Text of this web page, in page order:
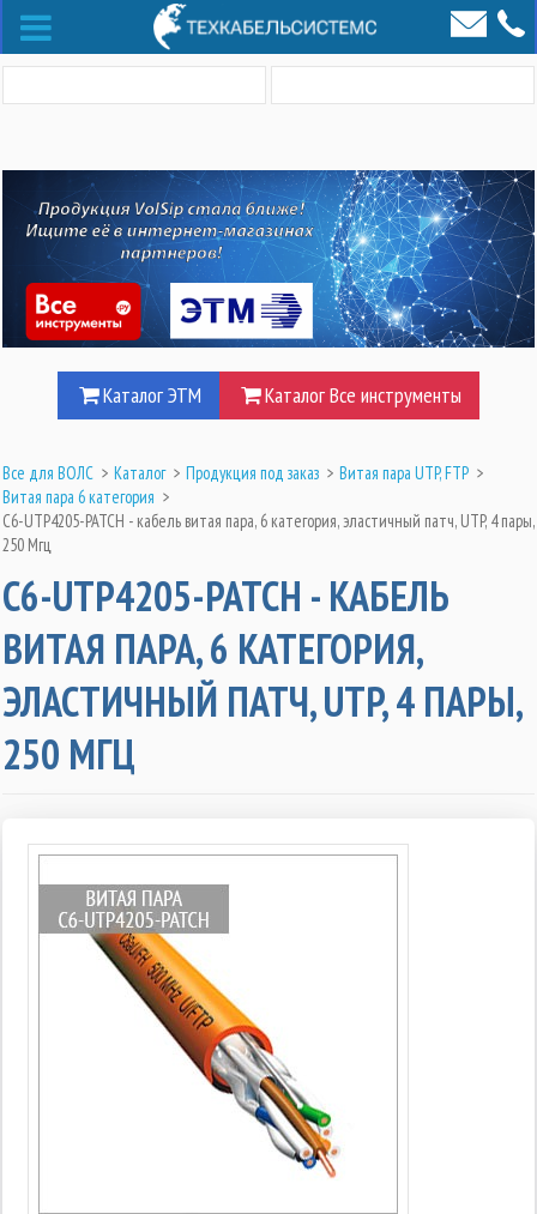
Каталог ЭТМ Каталог Все инструменты
Все для ВОЛС > Каталог > Продукция под заказ > Витая пара UTP, FTP >
Витая пара 6 категория >
C6-UTP4205-PATCH - кабель витая пара, 6 категория, эластичный патч, UTP, 4 пары,
250 Мгц
C6-UTP4205-PATCH - КАБЕЛЬ
ВИТАЯ ПАРА, 6 КАТЕГОРИЯ,
ЭЛАСТИЧНЫЙ ПАТЧ, UTP, 4 ПАРЫ,
250 МГЦ